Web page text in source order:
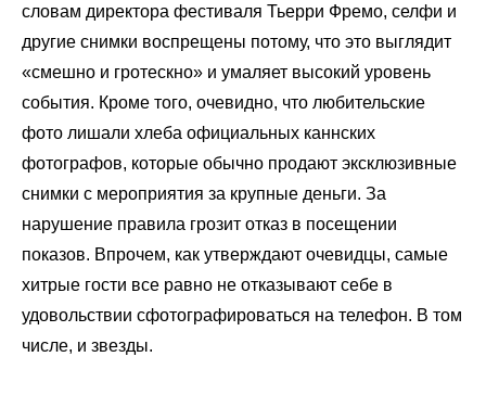
словам директора фестиваля Тьерри Фремо, селфи и
другие снимки воспрещены потому, что это выглядит
«смешно и гротескно» и умаляет высокий уровень
события. Кроме того, очевидно, что любительские
фото лишали хлеба официальных каннских
фотографов, которые обычно продают эксклюзивные
снимки с мероприятия за крупные деньги. За
нарушение правила грозит отказ в посещении
показов. Впрочем, как утверждают очевидцы, самые
хитрые гости все равно не отказывают себе в
удовольствии сфотографироваться на телефон. В том
числе, и звезды.